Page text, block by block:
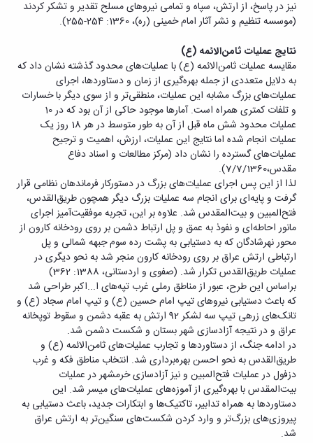
نیز در پاسخ، از ارتش، سپاه و تمامی نیروهای مسلح تقدیر و تشکر کردند
(موسسه تنظیم و نشر آثار امام خمینی (ره)، 1360: 254-255).
نتایج عملیات ثامن‌الائمه (ع)
مقایسه عملیات ثامن‌الائمه (ع) با عملیات‌های محدود گذشته نشان داد که
به دلایل متعددی از جمله بهره‌گیری از زمان و دستاوردها، اجرای
عملیات‌های بزرگ مشابه این عملیات، منطقی‌تر و از سوی دیگر با خسارات
و تلفات کمتری همراه است. آمارها موجود حاکی از آن بود که در 10
عملیات محدود شش ماه قبل از آن به طور متوسط در هر 18 روز یک
عملیات انجام شده اما نتایج این عملیات، ارزش، اهمیت و ترجیح
عملیات‌های گسترده را نشان داد (مرکز مطالعات و اسناد دفاع
مقدس،7/7/1360).
لذا از این پس اجرای عملیات‌های بزرگ در دستورکار فرماندهان نظامی قرار
گرفت و پایه‌ای برای انجام سه عملیات بزرگ دیگر همچون طریق‌القدس،
فتح‌المبین و بیت‌المقدس شد. علاوه بر این، تجربه موفقیت‌آمیز اجرای
مانور احاطه‌ای و نفوذ به عمق و پل ارتباط دشمن بر روی رودخانه کارون از
محور نهرشادگان که به دستیابی به پشت رده سوم جبهه شمالی و پل
ارتباطی ارتش عراق بر روی رودخانه کارون منجر شد به نحو دیگری در
عملیات طریق‌القدس تکرار شد. (صفوی و اردستانی، 1388: 362)
براساس این طرح، عبور از مناطق رملی غرب تپه‌های ا...‌اکبر طراحی شد
که باعث دستیابی نیروهای تیپ امام حسین (ع) و تیپ امام سجاد (ع) و
تانک‌های زرهی تیپ سه لشکر 92 ارتش به عقبه دشمن و سقوط توپخانه
عراق و در نتیجه آزادسازی شهر بستان و شکست دشمن شد.
در ادامه جنگ، از دستاوردها و تجارب عملیات‌های ثامن‌الائمه (ع) و
طریق‌القدس به نحو احسن بهره‌برداری شد. انتخاب مناطق فکه و غرب
دزفول در عملیات فتح‌المبین و نیز آزادسازی خرمشهر در عملیات
بیت‌المقدس با بهره‌گیری از آموزه‌های عملیات‌های میسر شد. این
دستاوردها به همراه تدابیر، تاکتیک‌ها و ابتکارات جدید، باعث دستیابی به
پیروزی‌های بزرگ‌تر و وارد کردن شکست‌های سنگین‌تر به ارتش عراق
شد.